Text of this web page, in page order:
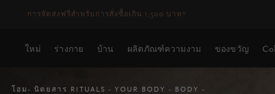
ระยะเวลาจัดส่ง 3-5 วันทำการดูเพิ่มเติม
ใหม่ ร่างกาย บ้าน ผลิตภัณฑ์ความงาม ของขวัญ
โฮม นิตยสาร RITUALS YOUR BODY BODY